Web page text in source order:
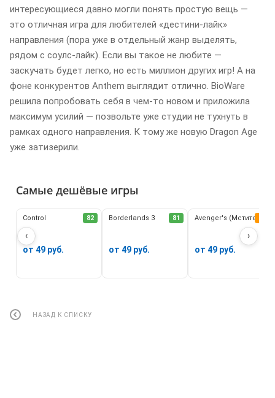
интересующиеся давно могли понять простую вещь —
это отличная игра для любителей «дестини-лайк»
направления (пора уже в отдельный жанр выделять,
рядом с соулс-лайк). Если вы такое не любите —
заскучать будет легко, но есть миллион других игр! А на
фоне конкурентов Anthem выглядит отлично. BioWare
решила попробовать себя в чем-то новом и приложила
максимум усилий — позвольте уже студии не тухнуть в
рамках одного направления. К тому же новую Dragon Age
уже затизерили.
Самые дешёвые игры
‹ ›
82
Control
от 49 руб.
81
Borderlands 3
от 49 руб.
Avenger's (Мстители)
от 49 руб.
НАЗАД К СПИСКУ